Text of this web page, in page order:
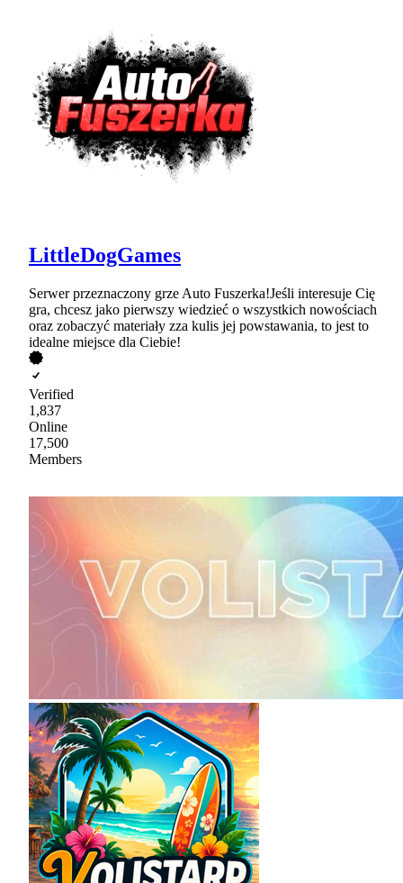
LittleDogGames
Serwer przeznaczony grze Auto Fuszerka!Jeśli interesuje Cię
gra, chcesz jako pierwszy wiedzieć o wszystkich nowościach
oraz zobaczyć materiały zza kulis jej powstawania, to jest to
idealne miejsce dla Ciebie!
Verified
1,837
Online
17,500
Members